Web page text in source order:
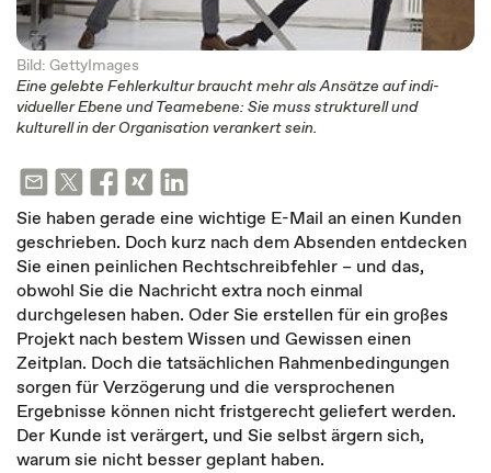
Bild: GettyImages
Eine gelebte Fehler­kultur braucht mehr als Ansätze auf indi­
vidueller Ebene und Team­ebene: Sie muss strukturell und
kulturell in der Organisation ver­ankert sein.
Sie haben gerade eine wichtige E-Mail an einen Kunden
geschrieben. Doch kurz nach dem Absenden entdecken
Sie einen peinlichen Rechtschreibfehler – und das,
obwohl Sie die Nachricht extra noch einmal
durchgelesen haben. Oder Sie erstellen für ein großes
Projekt nach bestem Wissen und Gewissen einen
Zeitplan. Doch die tatsächlichen Rahmenbedingungen
sorgen für Verzögerung und die versprochenen
Ergebnisse können nicht fristgerecht geliefert werden.
Der Kunde ist verärgert, und Sie selbst ärgern sich,
warum sie nicht besser geplant haben.